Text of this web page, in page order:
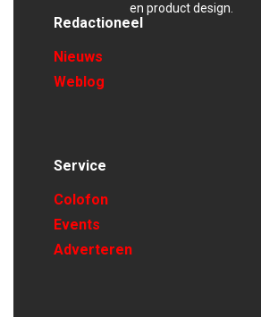
en product design.
Redactioneel
Nieuws
Weblog
Service
Colofon
Events
Adverteren